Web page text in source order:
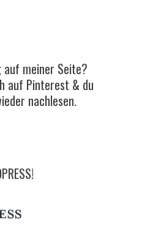
meiner Seite?
auf Pinterest & du
nachlesen.